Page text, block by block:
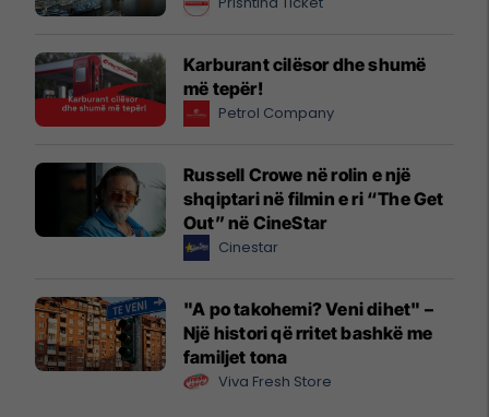
Karburant cilësor dhe shumë
më tepër!
Petrol Company
Russell Crowe në rolin e një
shqiptari në filmin e ri “The Get
Out” në CineStar
Cinestar
"A po takohemi? Veni dihet" –
Një histori që rritet bashkë me
familjet tona
Viva Fresh Store